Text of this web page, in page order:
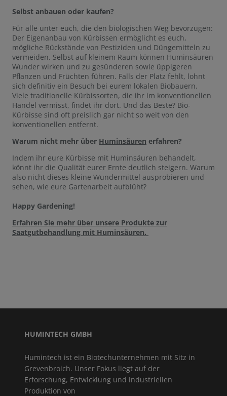
Selbst anbauen oder kaufen?
Für alle unter euch, die den biologischen Weg bevorzugen:
Der Eigenanbau von Kürbissen ermöglicht es euch,
mögliche Rückstände von Pestiziden und Düngemitteln zu
vermeiden. Selbst auf kleinem Raum können Huminsäuren
Wunder wirken und zu gesünderen sowie üppigeren
Pflanzen und Früchten führen. Falls der Platz fehlt, lohnt
sich definitiv ein Besuch bei eurem lokalen Biobauern.
Viele traditionelle Kürbissorten, die ihr im konventionellen
Handel vermisst, findet ihr dort. Und das Beste? Bio-
Kürbisse sind oft preislich gar nicht so weit von den
konventionellen entfernt.
Warum nicht mehr über Huminsäuren erfahren?
Indem ihr eure Kürbisse mit Huminsäuren behandelt,
könnt ihr die Qualität eurer Ernte deutlich steigern. Warum
also nicht dieses kleine Wundermittel ausprobieren und
sehen, wie eure Gartenarbeit aufblüht?
Happy Gardening!
Erfahren Sie mehr über unsere Produkte zur
Saatgutbehandlung mit Huminsäuren.
HUMINTECH GMBH
Humintech ist ein Biotechunternehmen mit Sitz in
Grevenbroich. Unser Fokus liegt auf der
Erforschung, Entwicklung und industriellen
Produktion von